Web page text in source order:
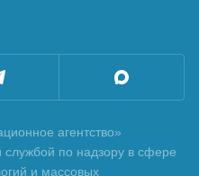
агентство»
службой по надзору в сфере
и массовых